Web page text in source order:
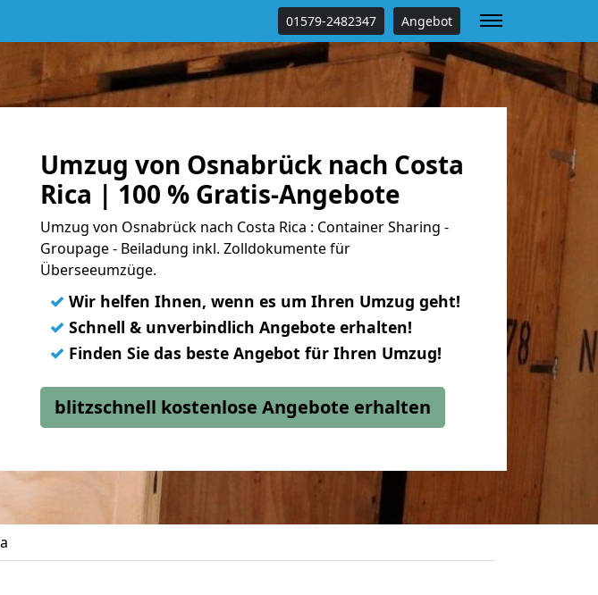
01579-2482347 Angebot
Umzug von Osnabrück nach Costa
Rica | 100 % Gratis-Angebote
Umzug von Osnabrück nach Costa Rica : Container Sharing -
Groupage - Beiladung inkl. Zolldokumente für
Überseeumzüge.
✓ Wir helfen Ihnen, wenn es um Ihren Umzug geht!
✓ Schnell & unverbindlich Angebote erhalten!
✓ Finden Sie das beste Angebot für Ihren Umzug!
blitzschnell kostenlose Angebote erhalten